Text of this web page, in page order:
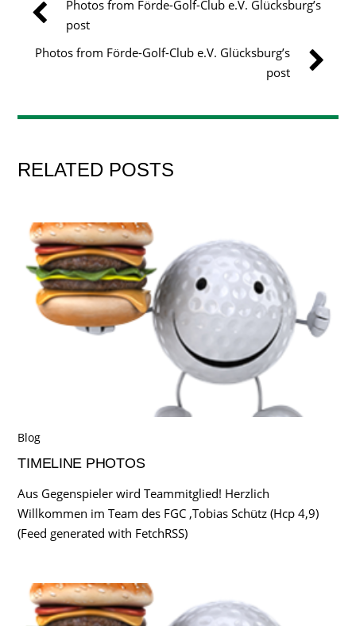
Photos from Förde-Golf-Club e.V. Glücksburg’s
post
Photos from Förde-Golf-Club e.V. Glücksburg’s
post
RELATED POSTS
Blog
TIMELINE PHOTOS
Aus Gegenspieler wird Teammitglied! Herzlich
Willkommen im Team des FGC ,Tobias Schütz (Hcp 4,9)
(Feed generated with FetchRSS)